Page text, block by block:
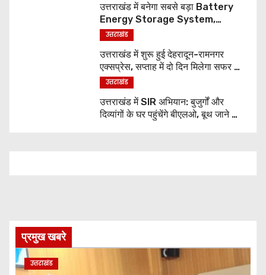
उत्तराखंड में बनेगा सबसे बड़ा Battery
Energy Storage System,
UJVNL लगाएगा 352 करोड़ का प्रोजेक्ट
उत्तराखंड
उत्तराखंड में शुरू हुई देहरादून-रामनगर
एक्सप्रेस, सप्ताह में दो दिन मिलेगा सफर का
नया विकल्प
उत्तराखंड
उत्तराखंड में SIR अभियान: बुजुर्गों और
दिव्यांगों के घर पहुंचेंगे बीएलओ, बूथ जाने की
प्रमुख खबरे
उत्तराखंड